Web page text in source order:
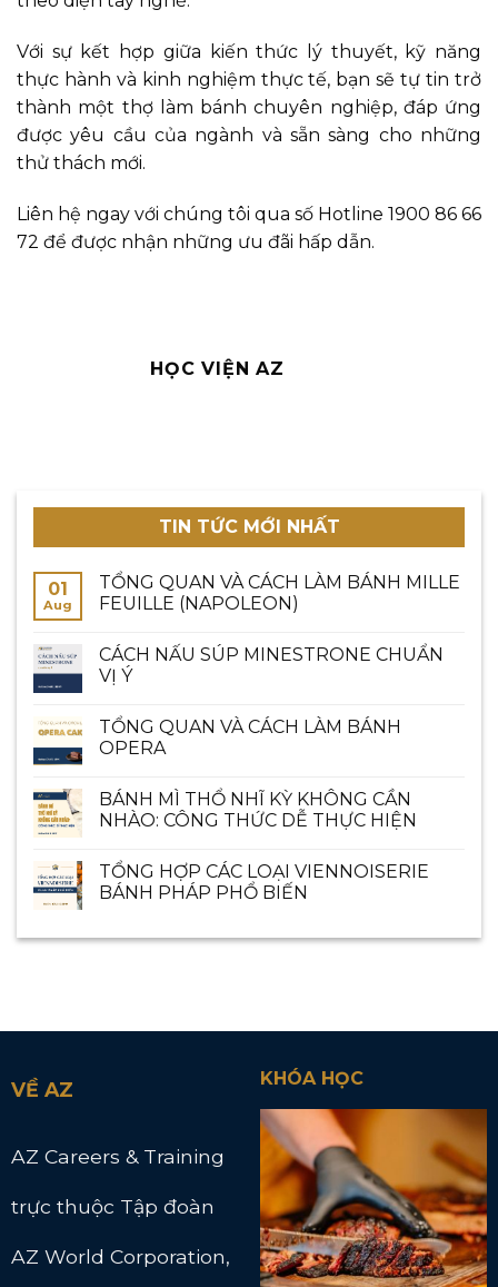
Với sự kết hợp giữa kiến thức lý thuyết, kỹ năng
thực hành và kinh nghiệm thực tế, bạn sẽ tự tin trở
thành một thợ làm bánh chuyên nghiệp, đáp ứng
được yêu cầu của ngành và sẵn sàng cho những
thử thách mới.
Liên hệ ngay với chúng tôi qua số Hotline 1900 86 66
72 để được nhận những ưu đãi hấp dẫn.
HỌC VIỆN AZ
TIN TỨC MỚI NHẤT
01
Aug
TỔNG QUAN VÀ CÁCH LÀM BÁNH MILLE
FEUILLE (NAPOLEON)
CÁCH NẤU SÚP MINESTRONE CHUẨN
VỊ Ý
TỔNG QUAN VÀ CÁCH LÀM BÁNH
OPERA
BÁNH MÌ THỔ NHĨ KỲ KHÔNG CẦN
NHÀO: CÔNG THỨC DỄ THỰC HIỆN
TỔNG HỢP CÁC LOẠI VIENNOISERIE
BÁNH PHÁP PHỔ BIẾN
VỀ AZ
AZ Careers & Training
trực thuộc Tập đoàn
AZ World Corporation,
KHÓA HỌC